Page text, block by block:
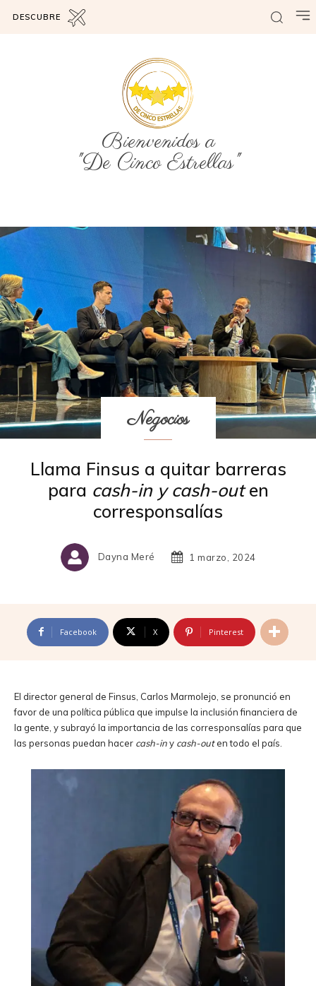
DESCUBRE
Bienvenidos a
"De Cinco Estrellas"
Negocios
Llama Finsus a quitar barreras
para cash-in y cash-outen
corresponsalías
Dayna Meré 1 marzo, 2024
Facebook X Pinterest
El director general de Finsus, Carlos Marmolejo, se pronunció en
favor de una política pública que impulse la inclusión financiera de
la gente, y subrayó la importancia de las corresponsalías para que
las personas puedan hacer cash-iny cash-outen todo el país.